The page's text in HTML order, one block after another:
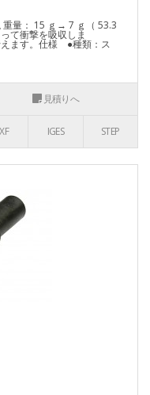
量： 15 ｇ→ 7 ｇ（ 53.3
衝撃を吸収しま
ます。仕様 ●種類：ス
見積りへ
IGES STEP